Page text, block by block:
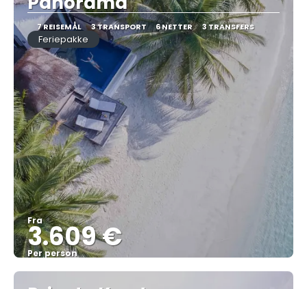
7 REISEMÅL 3 TRANSPORT 6 NETTER 3 TRANSFERS
Feriepakke
Fra
3.609 €
Per person
Se